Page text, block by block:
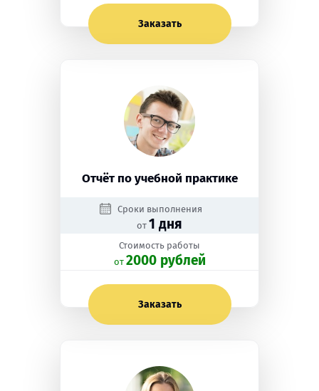
Заказать
Отчёт по учебной практике
Сроки выполнения
от 1 дня
Стоимость работы
oт 2000 рублей
Заказать